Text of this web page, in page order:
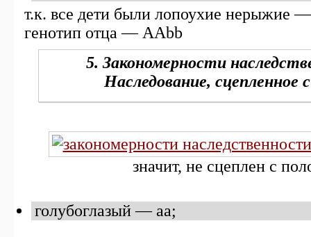
т.к. все дети были лопоухие нерыжие
генотип отца — ААbb
5. Закономерности
Наследование, сцепленное
значит, не сцеплен с
голубоглазый — aa;